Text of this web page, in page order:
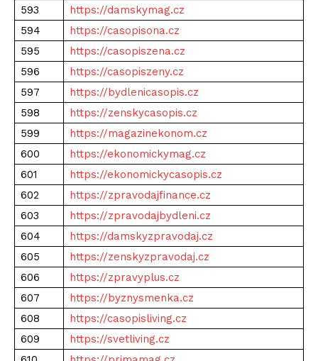
593
https://damskymag.cz
594
https://casopisona.cz
595
https://casopiszena.cz
596
https://casopiszeny.cz
597
https://bydlenicasopis.cz
598
https://zenskycasopis.cz
599
https://magazinekonom.cz
600
https://ekonomickymag.cz
601
https://ekonomickycasopis.cz
602
https://zpravodajfinance.cz
603
https://zpravodajbydleni.cz
604
https://damskyzpravodaj.cz
605
https://zenskyzpravodaj.cz
606
https://zpravyplus.cz
607
https://byznysmenka.cz
608
https://casopisliving.cz
609
https://svetliving.cz